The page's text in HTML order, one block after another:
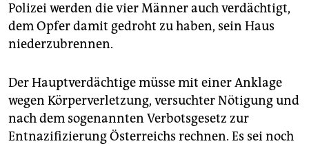
Polizei werden die vier Männer auch verdächtigt,
dem Opfer damit gedroht zu haben, sein Haus
niederzubrennen.
Der Hauptverdächtige müsse mit einer Anklage
wegen Körperverletzung, versuchter Nötigung und
nach dem sogenannten Verbotsgesetz zur
Entnazifizierung Österreichs rechnen. Es sei noch